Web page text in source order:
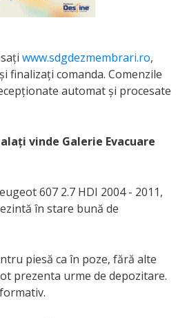
www.sdgdezmembrari.ro,
finalizați comanda. Comenzile
automat și procesate
vinde Galerie Evacuare
607 2.7 HDI 2004 - 2011,
în stare bună de
piesă ca în poze, fără alte
prezenta urme de depozitare.